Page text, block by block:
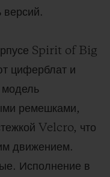
версий.
Spirit of Big
циферблат и
ремешками,
Velcro, что
движением.
Исполнение в